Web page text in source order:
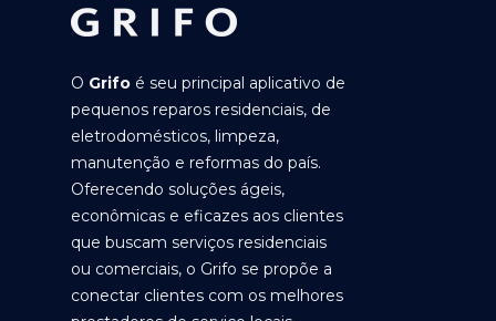
O Grifo é seu principal aplicativo de
pequenos reparos residenciais, de
eletrodomésticos, limpeza,
manutenção e reformas do país.
Oferecendo soluções ágeis,
econômicas e eficazes aos clientes
que buscam serviços residenciais
ou comerciais, o Grifo se propõe a
conectar clientes com os melhores